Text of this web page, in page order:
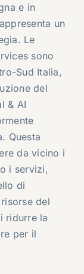
e in
un
Le
sono
Sud Italia,
del
& AI
Questa
da vicino i
i servizi,
di
del
ridurre la
per il